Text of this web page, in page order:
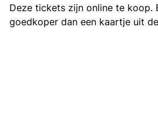
Deze tickets zijn online te koop.
goedkoper dan een kaartje uit